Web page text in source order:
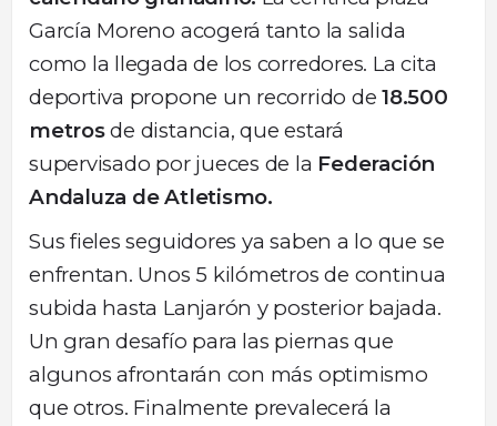
García Moreno acogerá tanto la salida
como la llegada de los corredores. La cita
deportiva propone un recorrido de18.500
metrosde distancia, que estará
supervisado por jueces de la Federación
Andaluza de Atletismo.
Sus fieles seguidores ya saben a lo que se
enfrentan. Unos 5 kilómetros de continua
subida hasta Lanjarón y posterior bajada.
Un gran desafío para las piernas que
algunos afrontarán con más optimismo
que otros. Finalmente prevalecerá la